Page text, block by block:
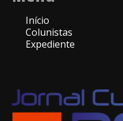
Início
Colunistas
Expediente